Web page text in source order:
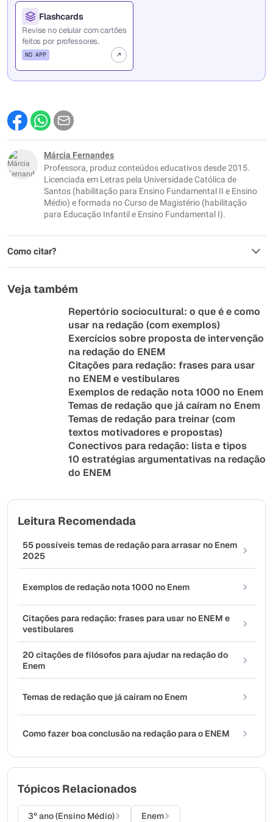
Flashcards
Revise no celular com cartões
feitos por professores.
NO APP
Márcia Fernandes
Professora, produz conteúdos educativos desde 2015.
Licenciada em Letras pela Universidade Católica de
Santos (habilitação para Ensino Fundamental II e Ensino
Médio) e formada no Curso de Magistério (habilitação
para Educação Infantil e Ensino Fundamental I).
Como citar?
Veja também
Repertório sociocultural: o que é e como
usar na redação (com exemplos)
Exercícios sobre proposta de intervenção
na redação do ENEM
Citações para redação: frases para usar
no ENEM e vestibulares
Exemplos de redação nota 1000 no Enem
Temas de redação que já caíram no Enem
Temas de redação para treinar (com
textos motivadores e propostas)
Conectivos para redação: lista e tipos
10 estratégias argumentativas na redação
do ENEM
Leitura Recomendada
55 possíveis temas de redação para arrasar no Enem
2025
Exemplos de redação nota 1000 no Enem
Citações para redação: frases para usar no ENEM e
vestibulares
20 citações de filósofos para ajudar na redação do
Enem
Temas de redação que já caíram no Enem
Como fazer boa conclusão na redação para o ENEM
Tópicos Relacionados
3º ano (Ensino Médio) Enem